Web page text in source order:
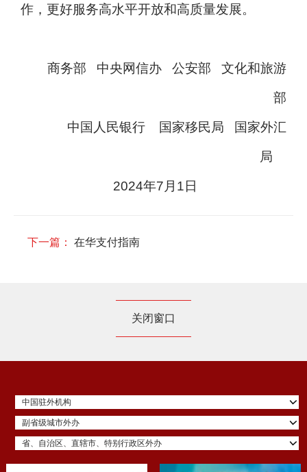
作，更好服务高水平开放和高质量发展。
商务部 中央网信办 公安部 文化和旅游
部
中国人民银行 国家移民局 国家外汇
局
2024年7月1日
下一篇： 在华支付指南
关闭窗口
中国驻外机构
副省级城市外办
省、自治区、直辖市、特别行政区外办